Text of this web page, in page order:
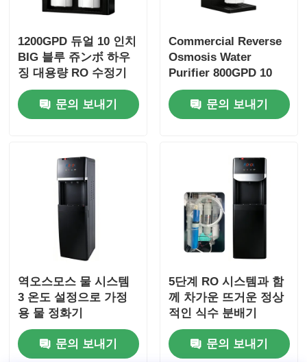
RO 브래킷
1200GPD 듀얼 10 인치
BIG 블루 쥬ンボ 하우
징 대용량 RO 수정기
수정기
문의 보내기
Commercial Reverse
Osmosis Water
Purifier 800GPD 10
inch Big Blue
Composite Filter RO
Systems
문의 보내기
역오스모스 물 시스템
3 온도 설정으로 가정
용 물 정화기
문의 보내기
5단계 RO 시스템과 함
께 차가운 뜨거운 정상
적인 식수 분배기
문의 보내기